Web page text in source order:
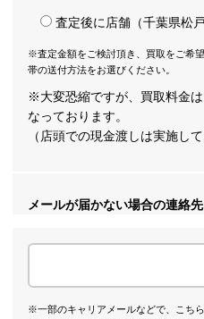
査定後に店舗（千葉県松
※査定金額をご検討頂き、買取をご希
帯の送付方法をお選びください。
※大変恐縮ですが、買取料金
なっております。
（店頭での現金渡しは実施し
メールが届かない場合の連絡先
※一部のキャリアメールなどで、こち